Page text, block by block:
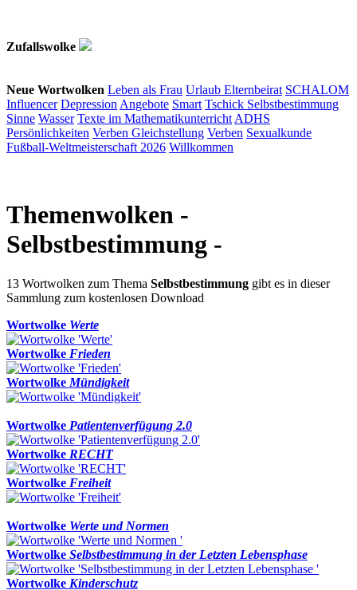
Zufallswolke
Neue Wortwolken Leben als Frau Urlaub Elternbeirat SCHALOM
Influencer Depression Angebote Smart Tschick Selbstbestimmung
Sinne Wasser Texte im Mathematikunterricht ADHS
Persönlichkeiten Verben Gleichstellung Verben Sexualkunde
Fußball-Weltmeisterschaft 2026 Willkommen
Themenwolken -
Selbstbestimmung -
13 Wortwolken zum Thema Selbstbestimmung gibt es in dieser
Sammlung zum kostenlosen Download
Wortwolke Werte
Wortwolke Frieden
Wortwolke Mündigkeit
Wortwolke Patientenverfügung 2.0
Wortwolke RECHT
Wortwolke Freiheit
Wortwolke Werte und Normen
Wortwolke Selbstbestimmung in der Letzten Lebensphase
Wortwolke Kinderschutz